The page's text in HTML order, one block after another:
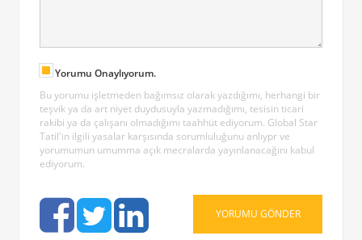
Yorumu Onaylıyorum.
Bu yorumu işletmeden bağımsız olarak yazdığımı, herhangi bir
teşvik ya da art niyet duydusuyla yazmadığımı, tesisin ticari
rakibi ya da çalışanı olmadığımı taahhüt ediyorum. Global Star
Tatil'in ilgili yasalar karşısında sorumluluğunu anlıypr ve
yorumumun umumma açık mecralarda yayınlanacağını kabul
ediyorum.